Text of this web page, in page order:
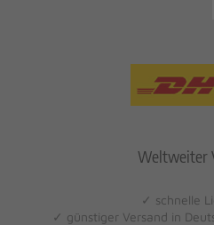
Weltweiter
✓ schnelle
✓ günstiger Versand in